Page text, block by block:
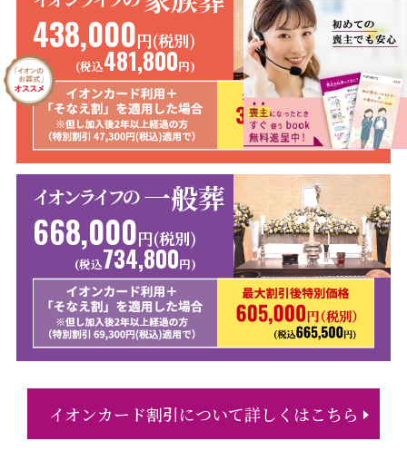
438,000円(税別)
(税込481,800円)
イオンライフの 一般葬
668,000円(税別)
(税込734,800円)
イオンカード割引について詳しくはこちら